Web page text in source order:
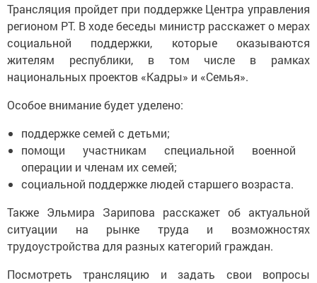
Трансляция пройдет при поддержке Центра управления
регионом РТ. В ходе беседы министр расскажет о мерах
социальной поддержки, которые оказываются
жителям республики, в том числе в рамках
национальных проектов «Кадры» и «Семья».
Особое внимание будет уделено:
поддержке семей с детьми;
помощи участникам специальной военной
операции и членам их семей;
социальной поддержке людей старшего возраста.
Также Эльмира Зарипова расскажет об актуальной
ситуации на рынке труда и возможностях
трудоустройства для разных категорий граждан.
Посмотреть трансляцию и задать свои вопросы